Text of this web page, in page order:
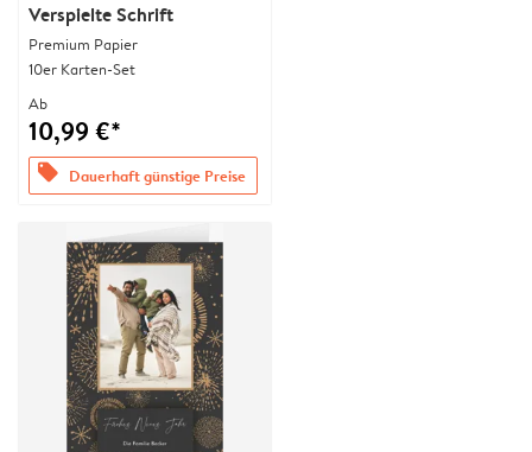
Verspielte Schrift
Premium Papier
10er Karten-Set
Ab
10,99 €*
offers Dauerhaft günstige Preise